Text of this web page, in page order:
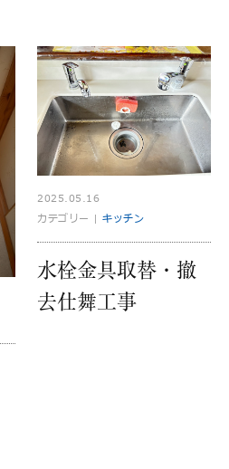
2025.05.16
カテゴリー |キッチン
水栓金具取替・撤
去仕舞工事